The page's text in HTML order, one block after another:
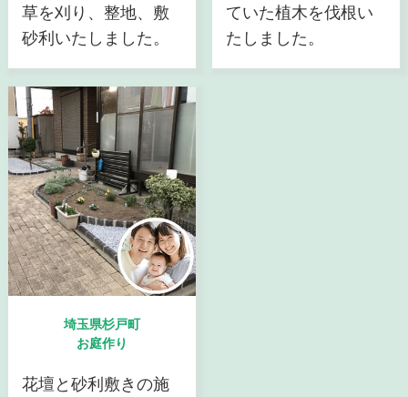
草を刈り、整地、敷
砂利いたしました。
ていた植木を伐根い
たしました。
埼玉県杉戸町
お庭作り
花壇と砂利敷きの施